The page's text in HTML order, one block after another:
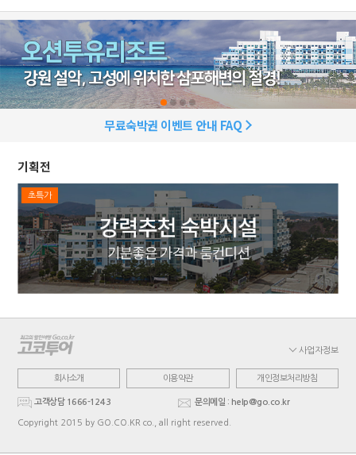
무료숙박권 이벤트 안내 FAQ
기획전
초특가
사업자정보
회사소개 이용약관 개인정보처리방침
고객상담 1666-1243 문의메일 : help@go.co.kr
Copyright 2015 by GO.CO.KR co., all right reserved.